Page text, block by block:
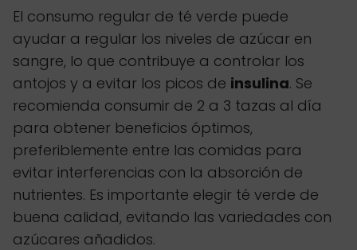
El consumo regular de té verde puede
ayudar a regular los niveles de azúcar en
sangre, lo que contribuye a controlar los
antojos y a evitar los picos de insulina. Se
recomienda consumir de 2 a 3 tazas al día
para obtener beneficios óptimos,
preferiblemente entre las comidas para
evitar interferencias con la absorción de
nutrientes. Es importante elegir té verde de
buena calidad, evitando las variedades con
azúcares añadidos.